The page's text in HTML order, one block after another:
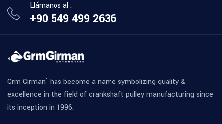
Llámanos al :
+90 549 499 2636
Grm Girman` has become a name symbolizing quality &
excellence in the field of crankshaft pulley manufacturing since
its inception in 1996.